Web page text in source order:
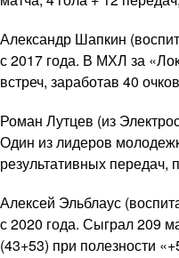
Александр Шапкин
с 2017 года. В МХЛ за
встреч, заработав 40
Роман Лутцев (из
Один из лидеров
результативных передач,
Алексей Эльблаус
с 2020 года. Сыграл 209
(43+53) при полезности